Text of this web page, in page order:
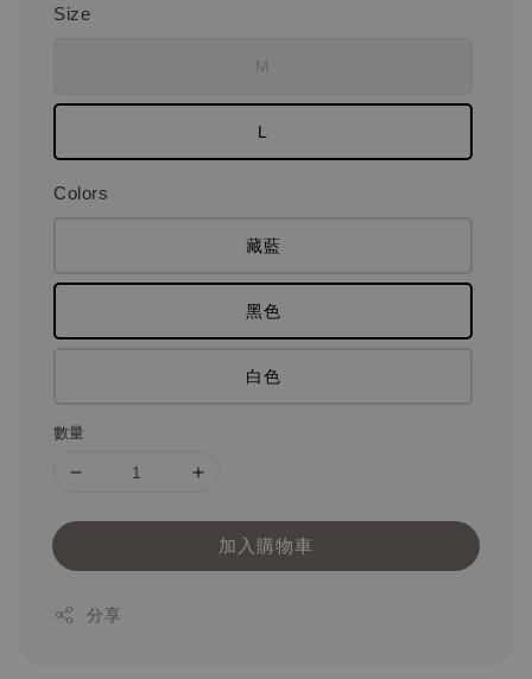
Size
M
L
Colors
藏藍
黑色
白色
數量
加入購物車
分享